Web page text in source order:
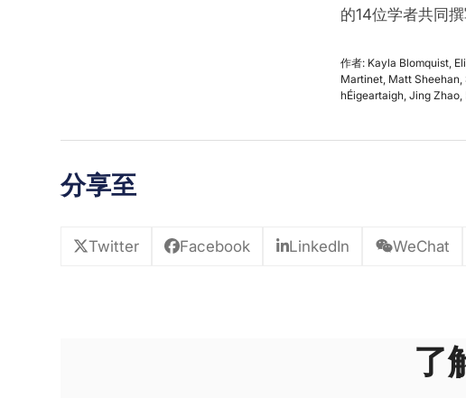
的14位学者共同撰
作者: Kayla Blomquist,
Martinet, Matt Sheehan,
hÉigeartaigh, Jing Zhao,
分享至
Twitter Facebook LinkedIn WeChat
了